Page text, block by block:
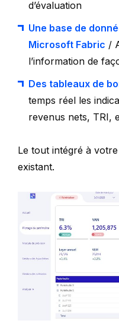
d’évaluation
Une base de
Microsoft Fabric /
l’information de
Des tableaux de
temps réel les
revenus nets, TRI,
Le tout intégré à
existant.